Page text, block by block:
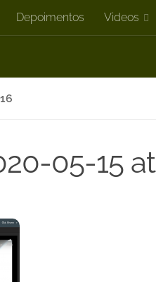
Depoimentos Videos
05-15 at